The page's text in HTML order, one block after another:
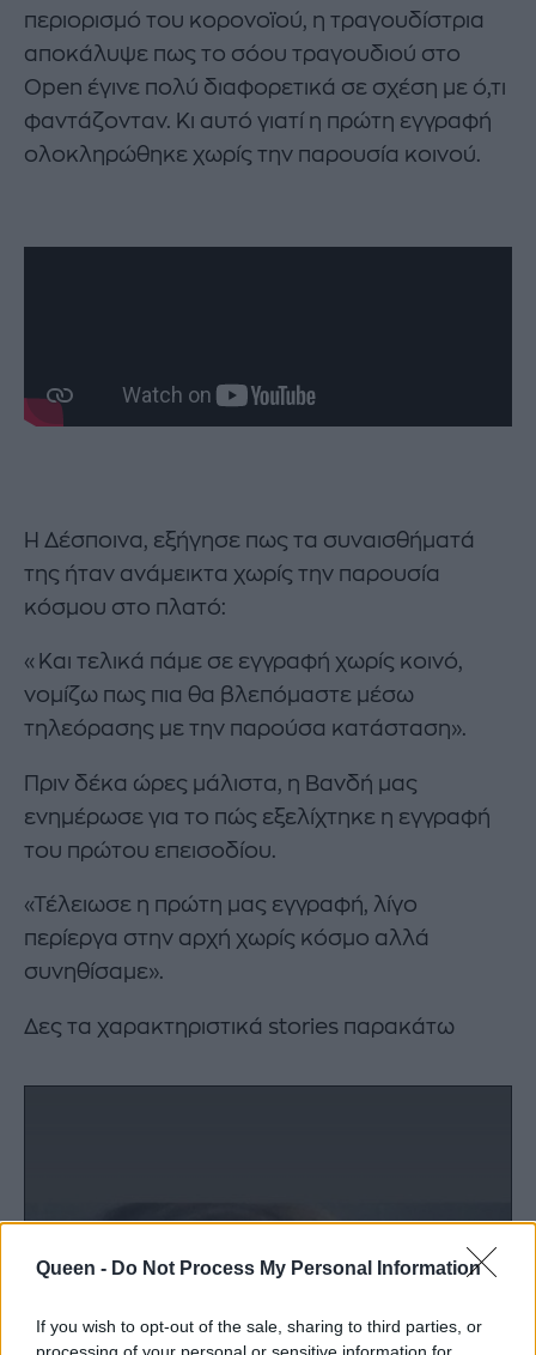
Queen - Do Not Process My Personal Information
If you wish to opt-out of the sale, sharing to third parties, or
περιορισμό του κορονοϊού, η τραγουδίστρια
αποκάλυψε πως το σόου τραγουδιού στο
Open έγινε πολύ διαφορετικά σε σχέση με ό,τι
φαντάζονταν. Κι αυτό γιατί η πρώτη εγγραφή
ολοκληρώθηκε χωρίς την παρουσία κοινού.
Η Δέσποινα, εξήγησε πως τα συναισθήματά
της ήταν ανάμεικτα χωρίς την παρουσία
κόσμου στο πλατό:
«Και τελικά πάμε σε εγγραφή χωρίς κοινό,
νομίζω πως πια θα βλεπόμαστε μέσω
τηλεόρασης με την παρούσα κατάσταση».
Πριν δέκα ώρες μάλιστα, η Βανδή μας
ενημέρωσε για το πώς εξελίχτηκε η εγγραφή
του πρώτου επεισοδίου.
«Τέλειωσε η πρώτη μας εγγραφή, λίγο
περίεργα στην αρχή χωρίς κόσμο αλλά
συνηθίσαμε».
Δες τα χαρακτηριστικά stories παρακάτω